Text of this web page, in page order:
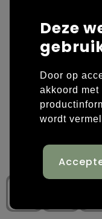
Laptop hoezen
Overige tassen
Papieren
Promotietassen
Rugzakken
Overige kleding
Polo's
Sweaters
T-shirts
Schoenen
Deze
Door op
akkoord met
wordt